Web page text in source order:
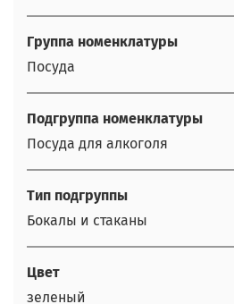
Группа номенклатуры
Посуда
Подгруппа номенклатуры
Посуда для алкоголя
Тип подгруппы
Бокалы и стаканы
Цвет
зеленый